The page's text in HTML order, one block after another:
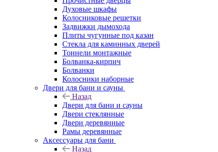
Духовые шкафы
Колосниковые решетки
Задвижки дымохода
Плиты чугунные под казан
Стекла для каминных дверей
Тоннели монтажные
Болванка-кирпич
Болванки
Колосники наборные
Двери для бани и сауны
Назад
Двери для бани и сауны
Двери стеклянные
Двери деревянные
Рамы деревянные
Аксессуары для бани
Назад